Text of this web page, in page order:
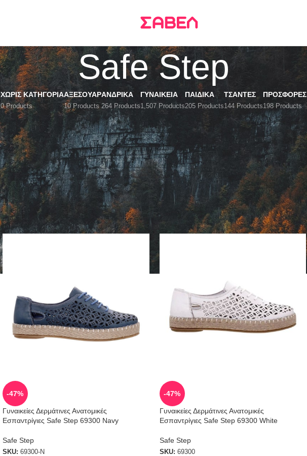
Safe Step
ΧΩΡΊΣ ΚΑΤΗΓΟΡΊΑ
0 Products
ΑΞΕΣΟΥΆΡ
10 Products
ΑΝΔΡΙΚΑ
264 Products
ΓΥΝΑΙΚΕΙΑ
1,507 Products
ΠΑΙΔΙΚΑ
205 Products
ΤΣΑΝΤΕΣ
144 Products
ΠΡΟΣΦΟΡΕΣ
198 Products
Αρχική σελίδα Safe Step
SORT BY
Popularity
Average rating
Newness
Price: low to high
Price: high to low
PRICE FILTER
All
€
0.00 - € 20.00
€
40.00
€
40.00 -€60.00
+
-47%
Γυναικείες Δερμάτινες Ανατομικές
Εσπαντρίγιες Safe Step 69300 Navy
Safe Step
SKU: 69300-N
-47%
Γυναικείες Δερμάτινες Ανατομικές
Εσπαντρίγιες Safe Step 69300 White
Safe Step
SKU: 69300